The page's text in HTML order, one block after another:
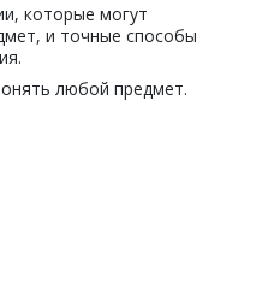
которые могут
и точные способы
любой предмет.